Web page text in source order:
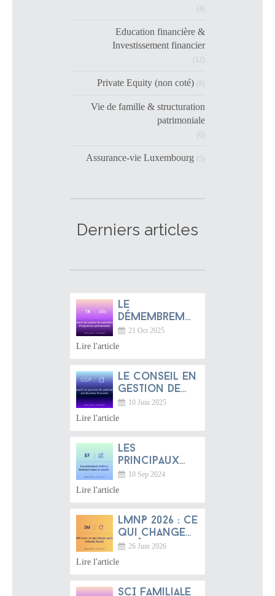
(4)
Education financière &
Investissement financier
(12)
Private Equity (non coté) (8)
Vie de famille & structuration
patrimoniale
(6)
Assurance-vie Luxembourg (5)
Derniers articles
Le
démembrement
du contrat
de
: un bijou
d’ingénierie
patrimoniale
méconnu
21 Oct 2025
Lire l'article
Le conseil en
gestion de
patrimoine :
une
d’avenir entre
tradition
française et
dynamique
mondiale
10 Juin 2025
Lire l'article
Les
principaux
indices
boursiers
monde
10 Sep 2024
Lire l'article
LMNP 2026 : ce
qui change
après la
réforme
26 Juin 2026
Lire l'article
SCI familiale